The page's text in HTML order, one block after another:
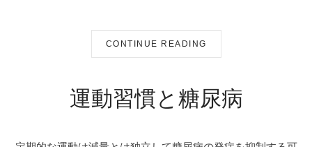
CONTINUE READING
運動習慣と糖尿病